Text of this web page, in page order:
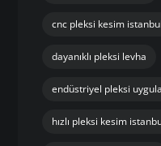
cnc pleksi kesim istanbul
dayanıklı pleksi levha
endüstriyel pleksi
hızlı pleksi kesim